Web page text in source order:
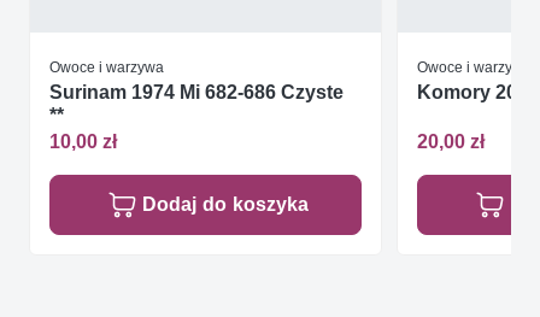
Owoce i warzywa
Surinam 1974 Mi 682-686 Czyste
**
10,00 zł
Dodaj do koszyka
Owoce i warzywa
Komory
20,00 zł